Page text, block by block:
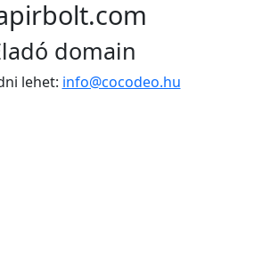
domain
lehet: info@cocodeo.hu